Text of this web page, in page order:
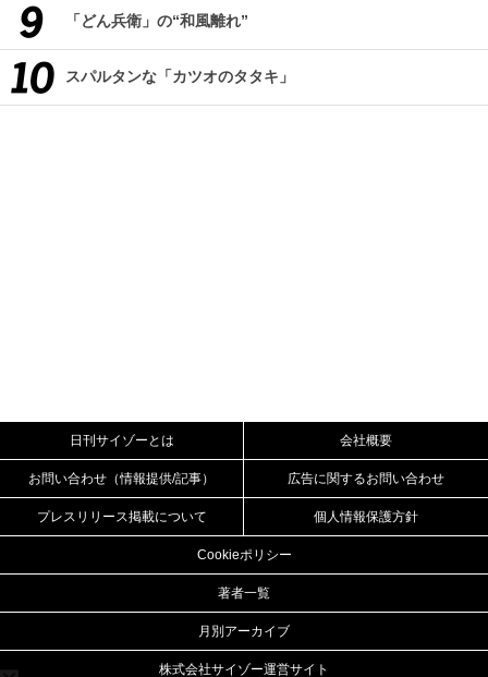
「どん兵衛」の“和風離れ”
スパルタンな「カツオのタタキ」
日刊サイゾーとは 会社概要
お問い合わせ（情報提供/記事） 広告に関するお問い合わせ
プレスリリース掲載について 個人情報保護方針
Cookieポリシー
著者一覧
月別アーカイブ
株式会社サイゾー運営サイト